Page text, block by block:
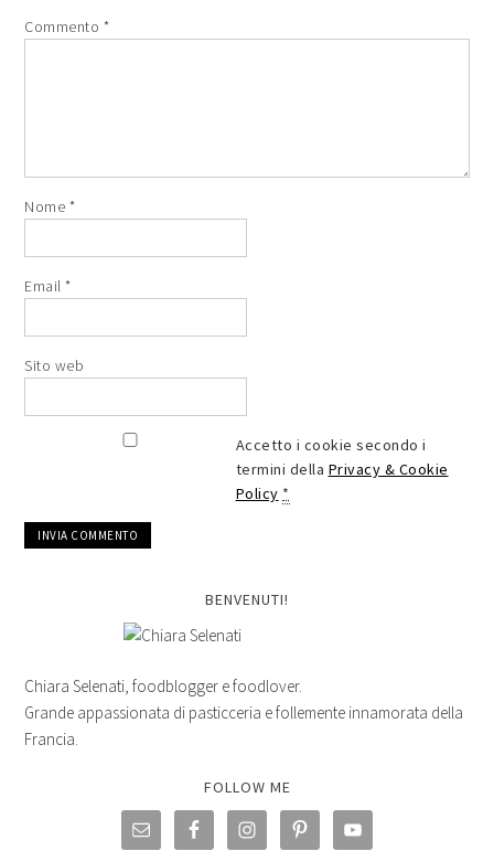
Commento *
Nome *
Email*
Sito web
Accetto i cookie secondo i
termini della Privacy & Cookie
Policy *
BENVENUTI!
Chiara Selenati, foodblogger e foodlover.
Grande appassionata di pasticceria e follemente innamorata della
Francia.
FOLLOW ME